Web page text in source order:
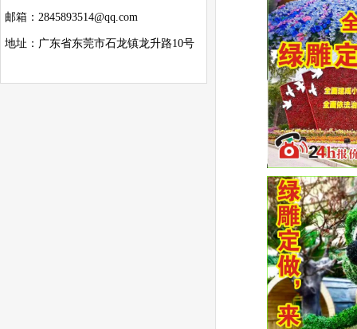
邮箱：2845893514@qq.com
地址：广东省东莞市石龙镇龙升路10号